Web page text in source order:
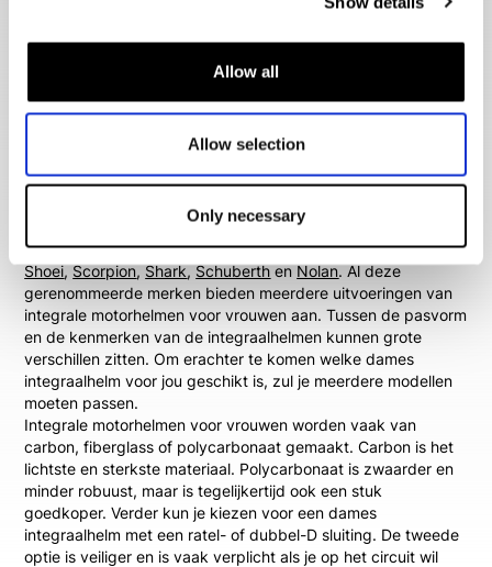
Allow all
Allow selection
Only necessary
om verschillende dames integraalhelmen te passen. Zo kun je
achter wat voor soort helm goed bij de vorm van jouw hoofd
past. We geven je graag persoonlijk advies zodat jij met de
HJC, Shoei, Shark en Scorpion
Dames integraalhelmen worden door veel verschillende
merken gemaakt. Denk bijvoorbeeld aan merken alsHJC,
Shoei,Scorpion,Shark,SchuberthenNolan. Al deze
gerenommeerde merken bieden meerdere uitvoeringen van
integrale motorhelmen voor vrouwen aan. Tussen de pasvorm
en de kenmerken van de integraalhelmen kunnen grote
verschillen zitten. Om erachter te komen welke dames
integraalhelm voor jou geschikt is, zul je meerdere modellen
moeten passen.
Integrale motorhelmen voor vrouwen worden vaak van
carbon, fiberglass of polycarbonaat gemaakt. Carbon is het
lichtste en sterkste materiaal. Polycarbonaat is zwaarder en
minder robuust, maar is tegelijkertijd ook een stuk
goedkoper. Verder kun je kiezen voor een dames
integraalhelm met een ratel- of dubbel-D sluiting. De tweede
optie is veiliger en is vaak verplicht als je op het circuit wil